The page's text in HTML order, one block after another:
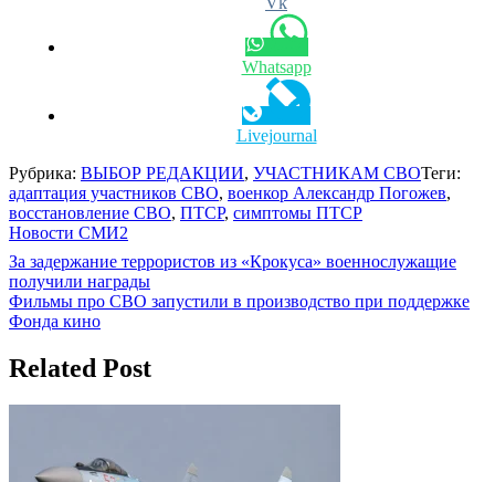
Whatsapp
Livejournal
Рубрика: ВЫБОР РЕДАКЦИИ, УЧАСТНИКАМ СВОТеги:
адаптация участников СВО, военкор Александр Погожев,
восстановление СВО, ПТСР, симптомы ПТСР
Новости СМИ2
Навигация
по
записям
За задержание террористов из «Крокуса» военнослужащие
получили награды
Фильмы про СВО запустили в производство при поддержке
Фонда кино
Related Post